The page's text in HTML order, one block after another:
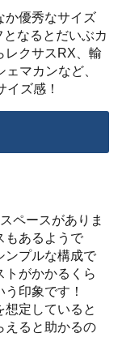
か優秀なサイズ
なるとだいぶカ
レクサスRX、輸
マカンなど、
ズ感！
ペースがありま
もあるようで
ンプルな構成で
トがかかるくら
印象です！
想定していると
えると助かるの